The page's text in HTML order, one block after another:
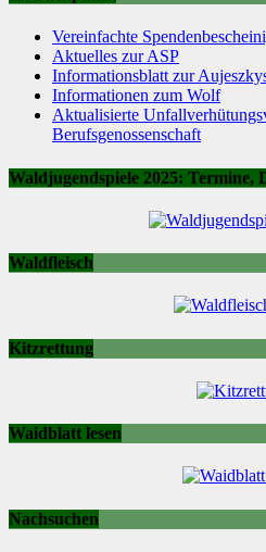
Vereinfachte
Aktuelles zur ASP
Informationsblatt zur
Informationen zum Wolf
Aktualisierte
Berufsgenossenschaft
Waldjugendspiele 2025: Termine,
Waldfleisch
Kitzrettung
Waidblatt lesen
Nachsuchen